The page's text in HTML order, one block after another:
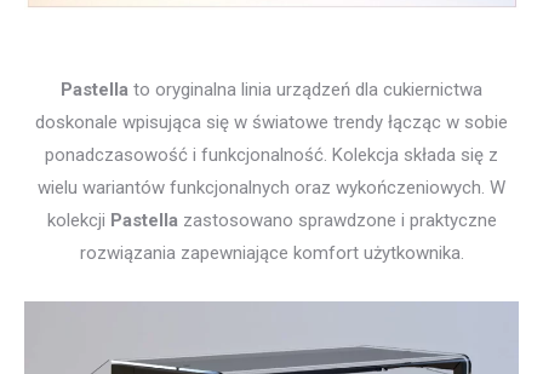
Pastella to oryginalna linia urządzeń dla cukiernictwa
doskonale wpisująca się w światowe trendy łącząc w sobie
ponadczasowość i funkcjonalność. Kolekcja składa się z
wielu wariantów funkcjonalnych oraz wykończeniowych. W
kolekcji Pastella zastosowano sprawdzone i praktyczne
rozwiązania zapewniające komfort użytkownika.